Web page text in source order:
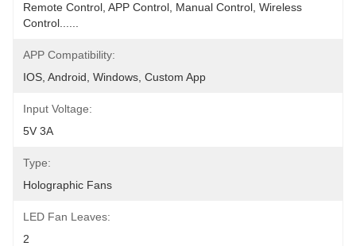
Remote Control, APP Control, Manual Control, Wireless
Control......
APP Compatibility:
IOS, Android, Windows, Custom App
Input Voltage:
5V 3A
Type:
Holographic Fans
LED Fan Leaves:
2